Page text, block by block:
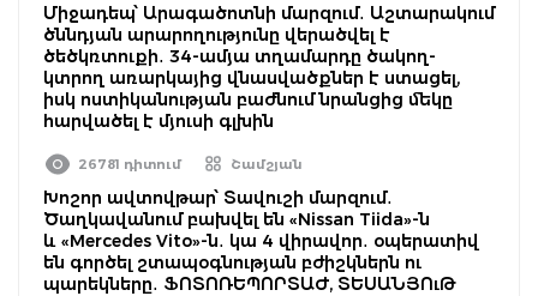
Միջադեպ՝ Արագածոտնի մարզում․ Աշտարակում
ծննդյան արարողությունը վերածվել է
ծեծկռտուքի․ 34-ամյա տղամարդը ծակող-
կտրող առարկայից վնասվածքներ է ստացել,
իսկ ոստիկանության բաժնում նրանցից մեկը
հարվածել է մյուսի գլխին
26781 դիտում Շամշյան
Խոշոր ավտովթար՝ Տավուշի մարզում․
Ծաղկավանում բախվել են «Nissan Tiida»-ն
և «Mercedes Vito»-ն․ կա 4 վիրավոր․ օպերատիվ
են գործել շտապօգնության բժիշկներն ու
պարեկները․ ՖՈՏՈՌԵՊՈՐՏԱԺ, ՏԵՍԱՆՅՈւԹ